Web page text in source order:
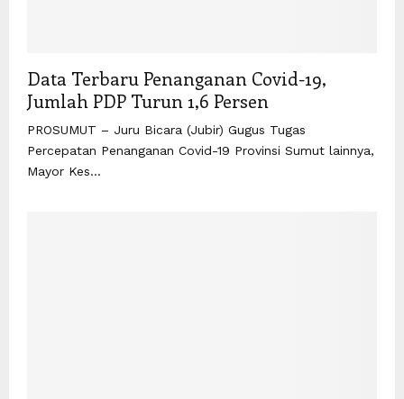
Data Terbaru Penanganan Covid-19,
Jumlah PDP Turun 1,6 Persen
PROSUMUT – Juru Bicara (Jubir) Gugus Tugas
Percepatan Penanganan Covid-19 Provinsi Sumut lainnya,
Mayor Kes...